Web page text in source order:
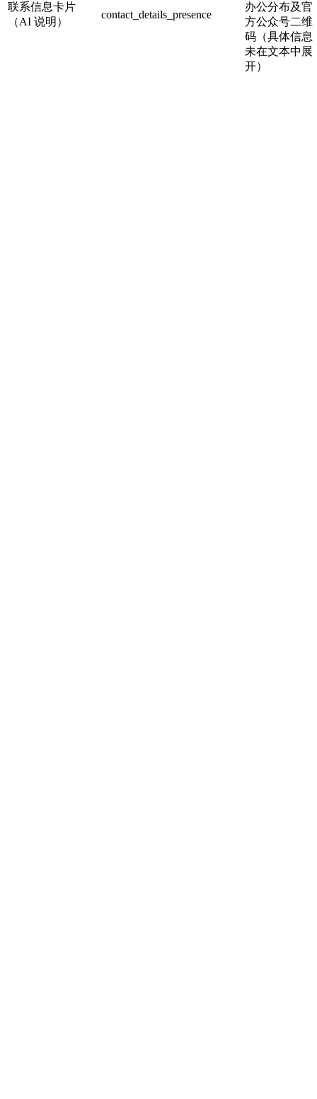
联系信息卡片
（AI 说明）
contact_details_presence
办公分布及官
方公众号二维
码（具体信息
未在文本中展
开）